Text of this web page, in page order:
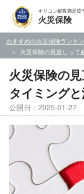
オリコン顧客満足度
火災保険
おすすめの火災保険ランキ
火災保険の見直しって
火災保険の
タイミング
公開日：2025-01-27